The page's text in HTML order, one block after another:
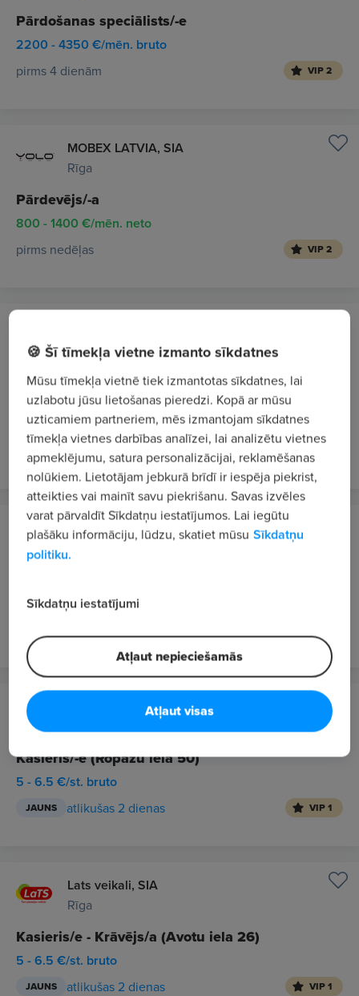
Pārdošanas speciālists/-e
2200 - 4350 €/mēn. bruto
pirms 4 dienām VIP 2
MOBEX LATVIA, SIA
Rīga
Pārdevējs/-a
800 - 1400 €/mēn. neto
pirms nedēļas VIP 2
Rīga
Pārdevējs/-a - konsultants/-e (ONNINEN
EXPRESS Rīga, Dārzciema iela 39)
1300 - 1700 €/mēn. bruto
atlikusi 1 diena
Olpha, AS
2500 €/mēn. bruto
Lats veikali, SIA
Kasieris/-e (Ropažu iela 50)
5 - 6.5 €/st. bruto
JAUNS atlikušas 2 dienas VIP 1
Lats veikali, SIA
Rīga
Kasieris/e - Krāvējs/a (Avotu iela 26)
5 - 6.5 €/st. bruto
JAUNS atlikušas 2 dienas VIP 1
🍪 Šī tīmekļa vietne izmanto sīkdatnes
Mūsu tīmekļa vietnē tiek izmantotas sīkdatnes, lai
uzlabotu jūsu lietošanas pieredzi. Kopā ar mūsu
uzticamiem partneriem, mēs izmantojam sīkdatnes
tīmekļa vietnes darbības analīzei, lai analizētu vietnes
apmeklējumu, satura personalizācijai, reklamēšanas
nolūkiem. Lietotājam jebkurā brīdī ir iespēja piekrist,
atteikties vai mainīt savu piekrišanu. Savas izvēles
varat pārvaldīt Sīkdatņu iestatījumos. Lai iegūtu
plašāku informāciju, lūdzu, skatiet mūsu Sīkdatņu
politiku.
Sīkdatņu iestatījumi
Atļaut nepieciešamās
Atļaut visas